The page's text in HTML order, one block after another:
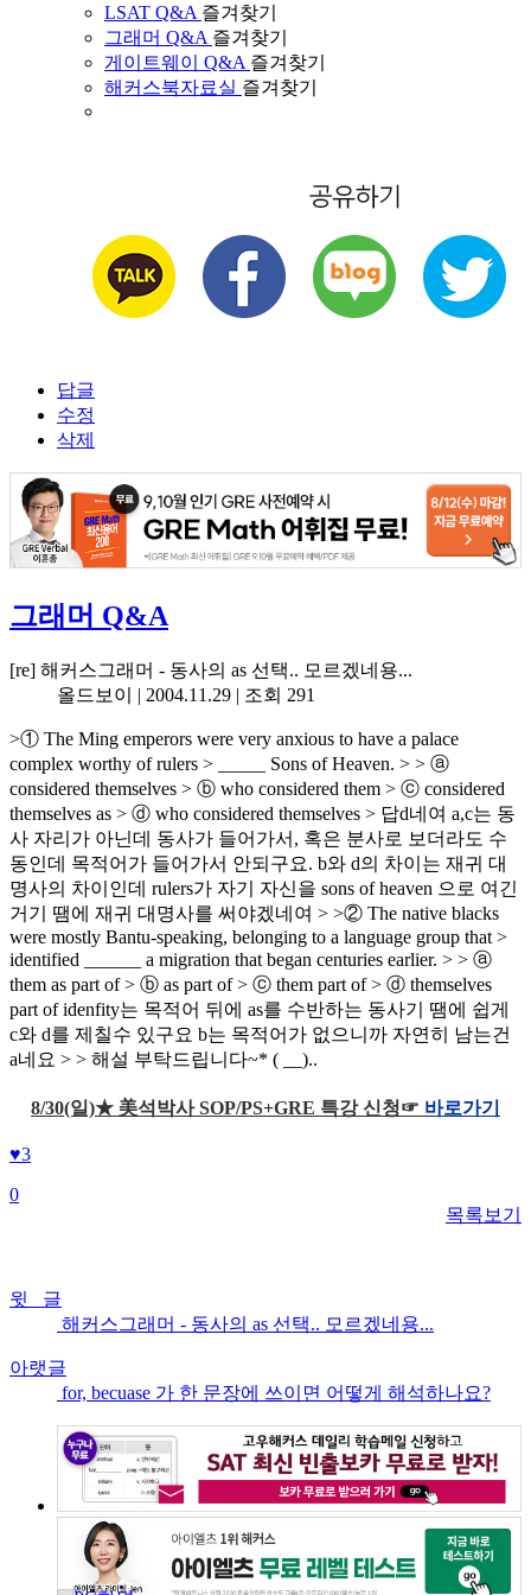
LSAT Q&A 즐겨찾기
그래머 Q&A 즐겨찾기
게이트웨이 Q&A 즐겨찾기
해커스북자료실 즐겨찾기
답글
수정
삭제
그래머 Q&A
[re] 해커스그래머 - 동사의 as 선택.. 모르겠네용...
올드보이 | 2004.11.29 | 조회 291
>① The Ming emperors were very anxious to have a palace
complex worthy of rulers > _____ Sons of Heaven. > > ⓐ
considered themselves > ⓑ who considered them > ⓒ considered
themselves as > ⓓ who considered themselves > 답d네여 a,c는 동
사 자리가 아닌데 동사가 들어가서, 혹은 분사로 보더라도 수
동인데 목적어가 들어가서 안되구요. b와 d의 차이는 재귀 대
명사의 차이인데 rulers가 자기 자신을 sons of heaven 으로 여긴
거기 땜에 재귀 대명사를 써야겠네여 > >② The native blacks
were mostly Bantu-speaking, belonging to a language group that >
identified ______ a migration that began centuries earlier. > > ⓐ
them as part of > ⓑ as part of > ⓒ them part of > ⓓ themselves
part of idenfity는 목적어 뒤에 as를 수반하는 동사기 땜에 쉽게
c와 d를 제칠수 있구요 b는 목적어가 없으니까 자연히 남는건
a네요 > > 해설 부탁드립니다~* ( __)..
8/30(일)★ 美석박사 SOP/PS+GRE 특강 신청☞ 바로가기
♥3
목록보기
0
윗 글
해커스그래머 - 동사의 as 선택.. 모르겠네용...
아랫글
for, becuase 가 한 문장에 쓰이면 어떻게 해석하나요?